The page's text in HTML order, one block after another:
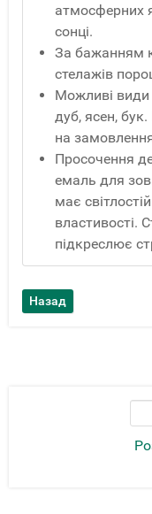
атмосферних
сонці.
За бажанням
стелажів
Можливі види
дуб, ясен,
на
Просочення
емаль для
має
властивості.
підкреслює